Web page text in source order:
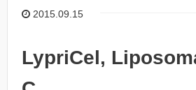
2015.09.15
LypriCel,